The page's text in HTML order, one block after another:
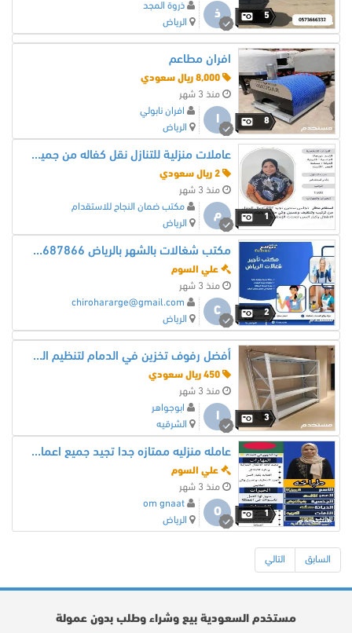
5 ذ
ذروة المجد
الرياض
8
افران مطاعم
منذ 3 شهر
ا
افران نابولي
الرياض
1
عاملات منزلية للتنازل نقل كفاله من جميع الجنسيات
منذ 3 شهر
م
مكتب ضمان النجاح للاستقدام
الرياض
2
مكتب شغالات بالشهر بالرياض 0540687866 بأقل الأسعار
علي السوم
منذ 3 شهر
C
chirohararge@gmail.com
الرياض
3
أفضل رفوف تخزين في الدمام لتنظيم المستودعات والبيوت.
منذ 3 شهر
ا
ابوجواهر
الشرقيه
1
عامله منزليه ممتازه جدا تجيد جميع اعمال المنزل
علي السوم
منذ 3 شهر
O
om gnaat
الرياض
السابق التالي
مستخدم السعودية بيع وشراء وطلب بدون عمولة